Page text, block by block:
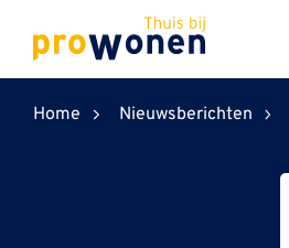
ProWonen
Home Nieuwsberichten